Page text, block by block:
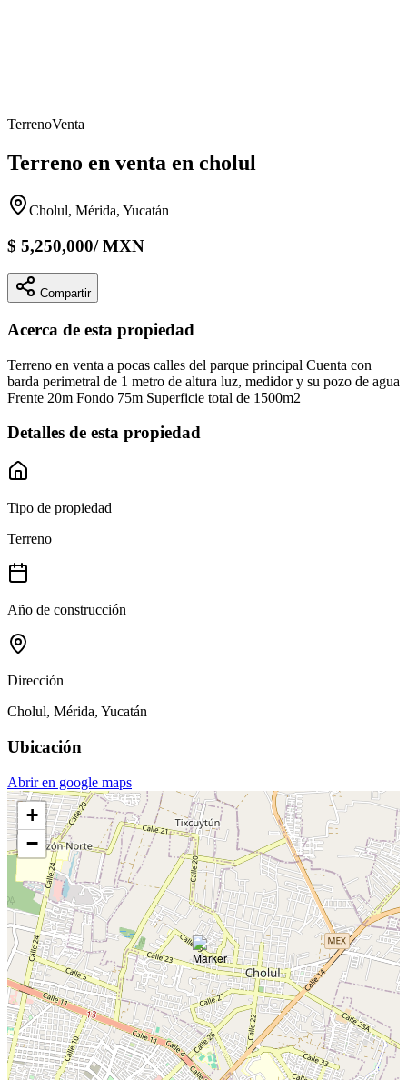
TerrenoVenta
Terreno en venta en cholul
Cholul, Mérida, Yucatán
$ 5,250,000/MXN
Compartir
Acerca de esta propiedad
Terreno en venta a pocas calles del parque principal Cuenta con
barda perimetral de 1 metro de altura luz, medidor y su pozo de agua
Frente 20m Fondo 75m Superficie total de 1500m2
Detalles de esta propiedad
Tipo de propiedad
Terreno
Año de construcción
Dirección
Cholul, Mérida, Yucatán
Ubicación
Abrir en google maps
+
−